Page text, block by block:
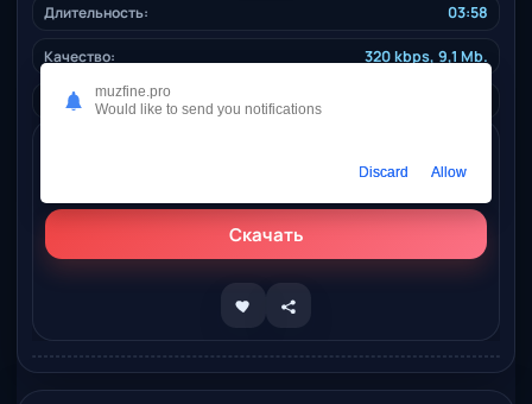
Длительность: 03:58
Качество: 320 kbps, 9,1 Mb.
Жанр:
Скачать
muzfine.pro
Would like to send you notifications
Discard Allow